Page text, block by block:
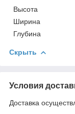
Высота
Ширина
Глубина
Скрыть
Условия
Доставка